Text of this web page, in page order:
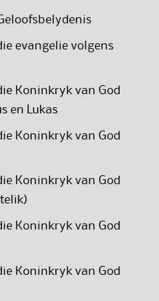
evangelie volgens
Koninkryk van God
en Lukas
Koninkryk van God
Koninkryk van God
Koninkryk van God
Koninkryk van God